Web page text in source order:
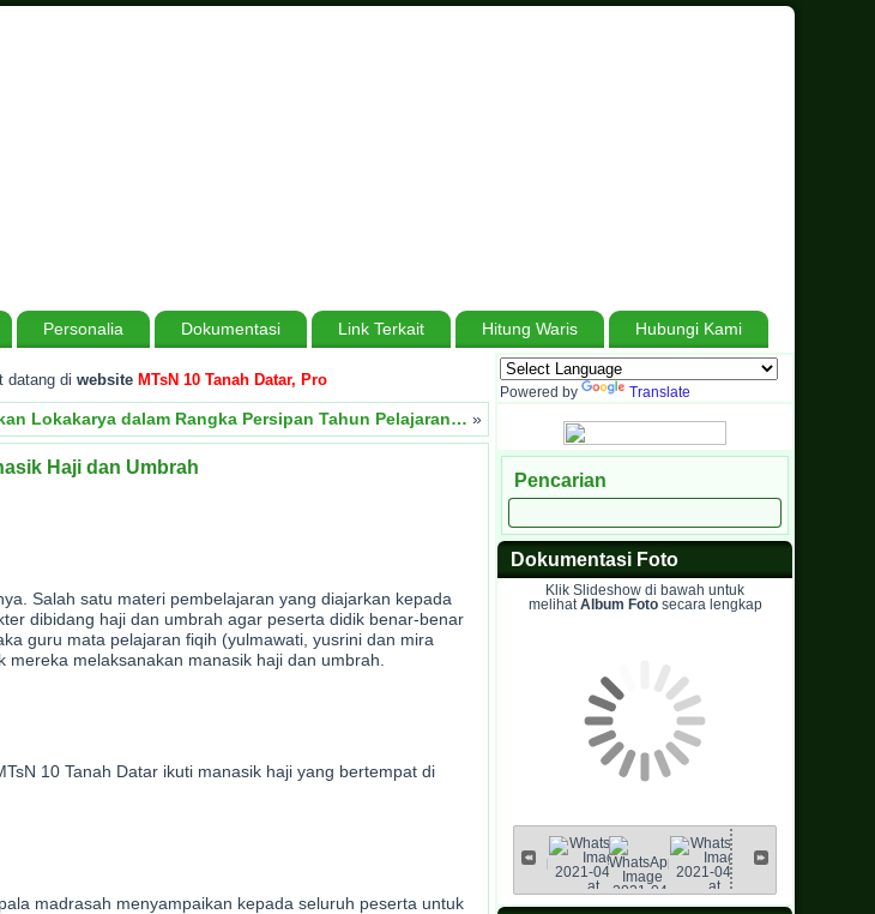
Personalia Dokumentasi Link Terkait Hitung Waris Hubungi Kami
diwebsite MTsN 10 Tanah Datar, Provinsi Sumatera Barat Berjuang Tiada Henti, Bersabar Tanpa Batas, Menuju
Lokakarya dalam Rangka Persipan Tahun Pelajaran… »
Haji dan Umbrah
Salah satu materi pembelajaran yang diajarkan kepada
dibidang haji dan umbrah agar peserta didik benar-benar
guru mata pelajaran fiqih (yulmawati, yusrini dan mira
melaksanakan manasik haji dan umbrah.
10 Tanah Datar ikuti manasik haji yang bertempat di
madrasah menyampaikan kepada seluruh peserta untuk
Powered by Translate
Pencarian
Dokumentasi Foto
Klik Slideshow di bawah untuk
melihatAlbum Fotosecara lengkap